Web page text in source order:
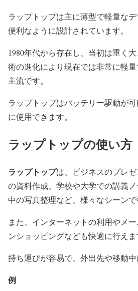
ラップトップは主に薄型で軽量な
便利なように設計されています。
1980年代から存在し、当初は重く
術の進化により現在では非常に軽
主流です。
ラップトップはバッテリー駆動が
に使用できます。
ラップトップの使い方
ラップトップは、ビジネスのプレ
の資料作成、学校や大学での講義
中の写真整理など、様々なシーンで
また、インターネットの利用やメ
ンショッピングなども快適に行えま
持ち運びが容易で、外出先や移動中
例